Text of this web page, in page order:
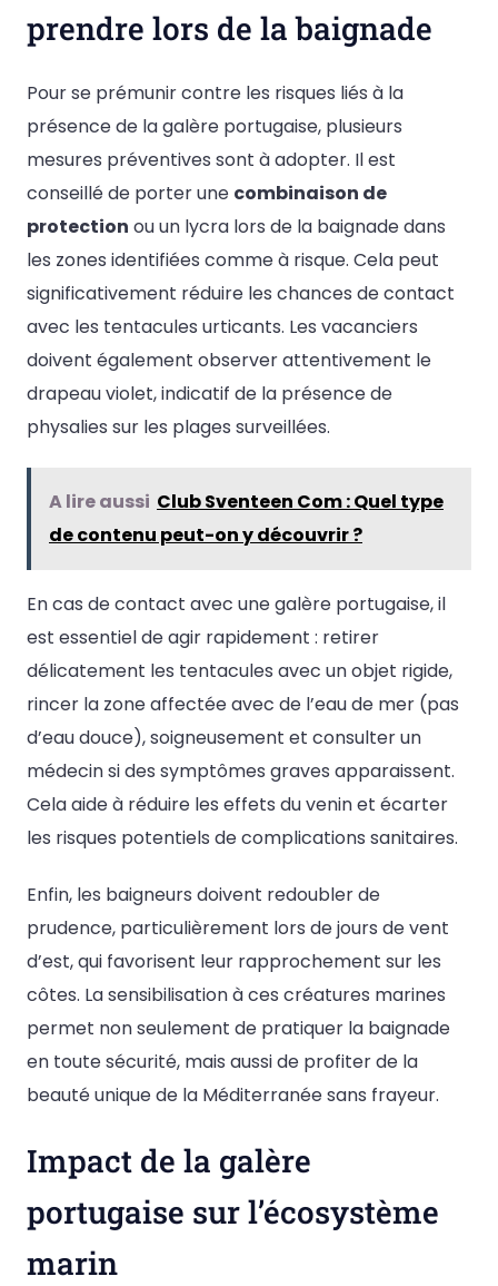
prendre lors de la baignade
Pour se prémunir contre les risques liés à la
présence de la galère portugaise, plusieurs
mesures préventives sont à adopter. Il est
conseillé de porter une combinaison de
protection ou un lycra lors de la baignade dans
les zones identifiées comme à risque. Cela peut
significativement réduire les chances de contact
avec les tentacules urticants. Les vacanciers
doivent également observer attentivement le
drapeau violet, indicatif de la présence de
physalies sur les plages surveillées.
A lire aussi Club Sventeen Com : Quel type
de contenu peut-on y découvrir ?
En cas de contact avec une galère portugaise, il
est essentiel de agir rapidement : retirer
délicatement les tentacules avec un objet rigide,
rincer la zone affectée avec de l’eau de mer (pas
d’eau douce), soigneusement et consulter un
médecin si des symptômes graves apparaissent.
Cela aide à réduire les effets du venin et écarter
les risques potentiels de complications sanitaires.
Enfin, les baigneurs doivent redoubler de
prudence, particulièrement lors de jours de vent
d’est, qui favorisent leur rapprochement sur les
côtes. La sensibilisation à ces créatures marines
permet non seulement de pratiquer la baignade
en toute sécurité, mais aussi de profiter de la
beauté unique de la Méditerranée sans frayeur.
Impact de la galère
portugaise sur l’écosystème
marin